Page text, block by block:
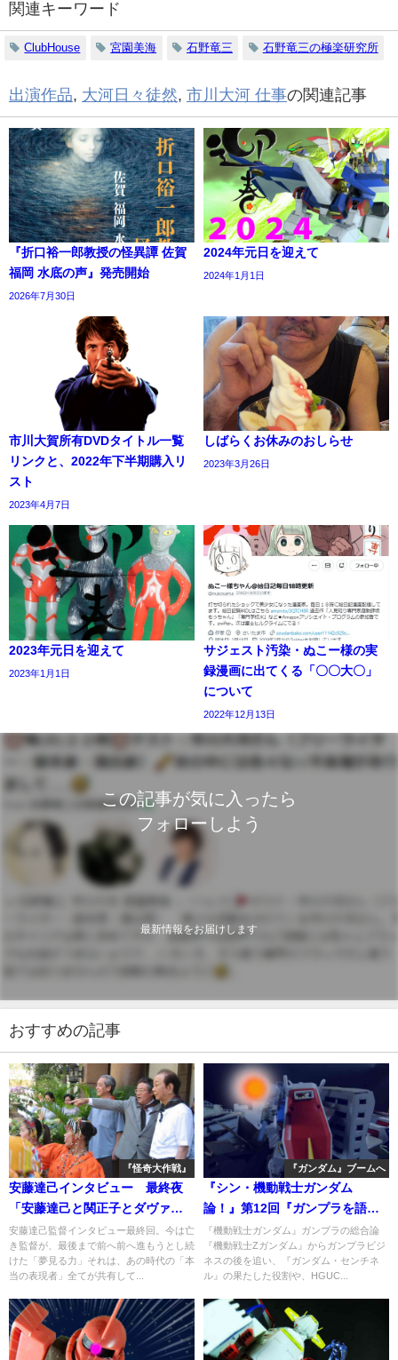
関連キーワード
ClubHouse 宮園美海 石野竜三 石野竜三の極楽研究所
出演作品, 大河日々徒然, 市川大河 仕事の関連記事
『折口裕一郎教授の怪異譚 佐賀
福岡 水底の声』発売開始
2026年7月30日
2024年元日を迎えて
2024年1月1日
市川大賀所有DVDタイトル一覧
リンクと、2022年下半期購入リ
スト
2023年4月7日
しばらくお休みのおしらせ
2023年3月26日
2023年元日を迎えて
2023年1月1日
サジェスト汚染・ぬこー様の実
録漫画に出てくる「〇〇大〇」
について
2022年12月13日
この記事が気に入ったら
フォローしよう
最新情報をお届けします
おすすめの記事
『怪奇大作戦』
安藤達己インタビュー 最終夜
「安藤達己と関正子とダヴァオ
と」
安藤達己監督インタビュー最終回。今は亡
き監督が、最後まで前へ前へ進もうとし続
けた「夢見る力」それは、あの時代の「本
当の表現者」全てが共有して...
『ガンダム』ブームへ
『シン・機動戦士ガンダム
論！』第12回『ガンプラを語り
尽くせ！・4』
『機動戦士ガンダム』ガンプラの総合論
『機動戦士Zガンダム』からガンプラビジ
ネスの後を追い、『ガンダム・センチネ
ル』の果たした役割や、HGUC...